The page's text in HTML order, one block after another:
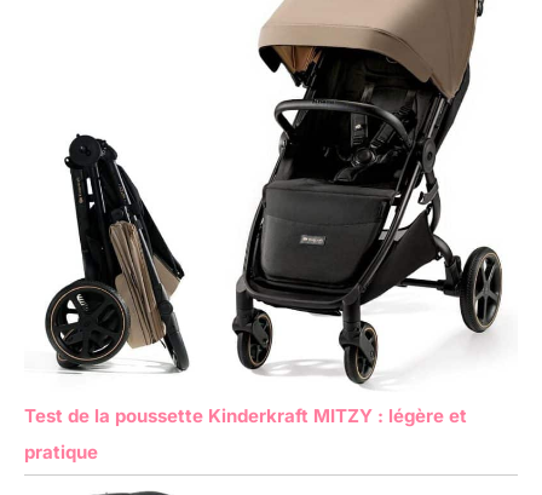
Test de la poussette Kinderkraft MITZY : légère et
pratique